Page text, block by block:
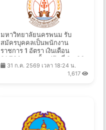
มหาวิทยาลัยนครพนม รับ
สมัครบุคคลเป็นพนักงาน
ราชการ 1 อัตรา เงินเดือน
21,780 บาท ตั้งแต่วันที่ 8 - 20
ส.ค. 2569
31 ก.ค. 2569 เวลา 18:24 น.
1,617